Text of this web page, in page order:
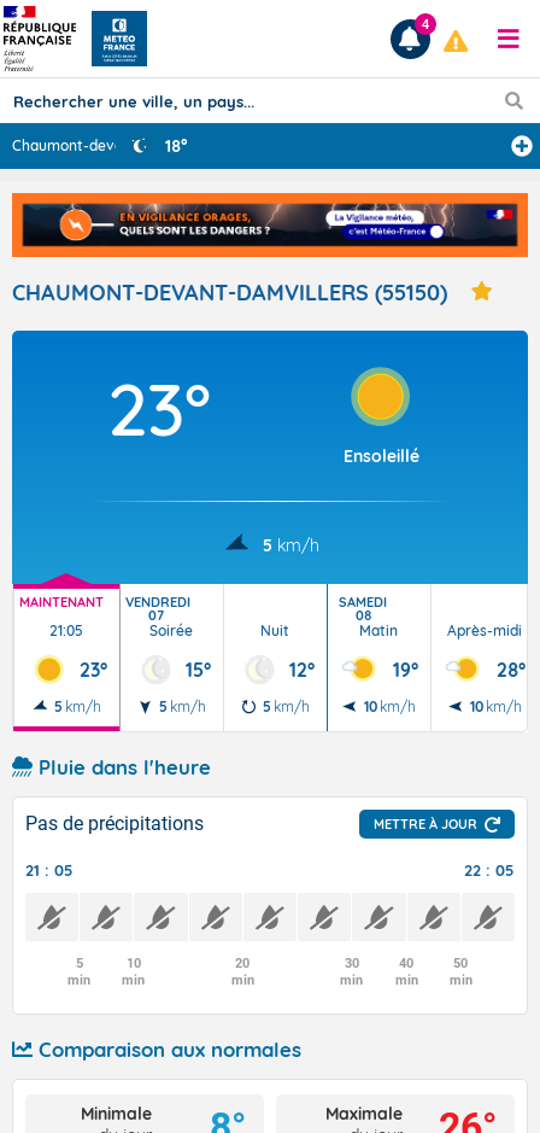
Prévisions
TOUS LES RÉSULTATS
Articles
4
Chaumont-devant... 18°
CHAUMONT-DEVANT-DAMVILLERS (55150)
23°
Ensoleillé
5 km/h
MAINTENANT
21:05
23°
5 km/h
VENDREDI
07
Soirée
15°
5 km/h
Nuit
12°
5 km/h
SAMEDI
08
Matin
19°
10 km/h
Après-midi
28°
10 km/h
Pluie dans l'heure
Pas de précipitations METTRE À JOUR
21 : 05 22 : 05
5
min
10
min
20
min
30
min
40
min
50
min
Comparaison aux normales
Minimale
Maximale